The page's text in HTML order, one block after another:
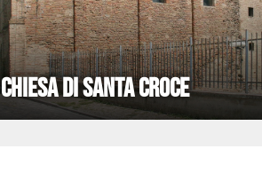
CHIESA DI SANTA CROCE